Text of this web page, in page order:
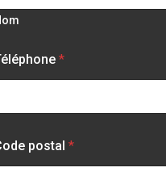
*
postal *